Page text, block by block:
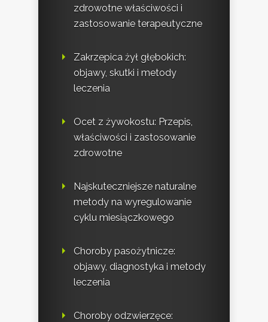
zdrowotne właściwości i
zastosowanie terapeutyczne
Zakrzepica żył głębokich:
objawy, skutki i metody
leczenia
Ocet z żywokostu: Przepis,
właściwości i zastosowanie
zdrowotne
Najskuteczniejsze naturalne
metody na wyregulowanie
cyklu miesiączkowego
Choroby pasożytnicze:
objawy, diagnostyka i metody
leczenia
Choroby odzwierzęce: